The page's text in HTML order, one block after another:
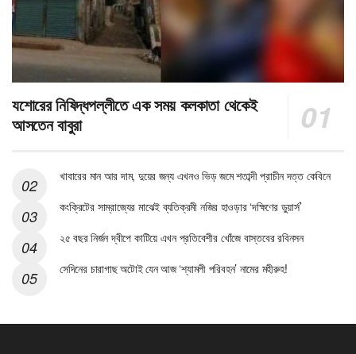
যশোরের নিষিদ্ধপল্লীতে এক সময় কলকাতা থেকেই
আসতেন বাবুরা
খাবারের মান আর দাম, দুয়ের জন্য এখনও ভিড় জমে শতাব্দী প্রাচীন দত্ত কেবিনে
কংক্রিটের সাম্রাজ্যের মাঝেই ব্যতিক্রমী নজির হাওড়ার ‘দক্ষিণের ডুয়ার্স’
২৫ বছর নির্জন দ্বীপে কাটিয়ে এখন প্রতিবেশীর খোঁজে বাস্তবের রবিনসন
সেদিনের চারাগাছ অটোই যেন আজ ‘শ্যামলী পরিবহন’ নামের মহীরুহ!